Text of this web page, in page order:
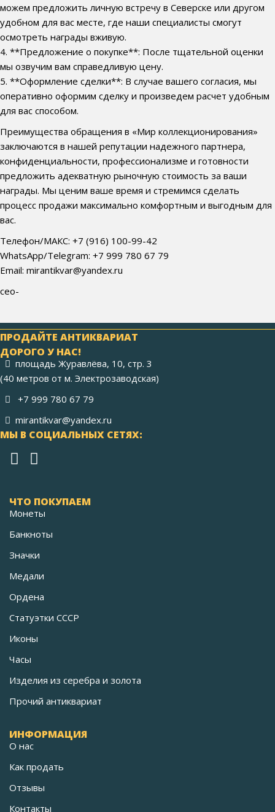
можем предложить личную встречу в Северске или другом
удобном для вас месте, где наши специалисты смогут
осмотреть награды вживую.
4. **Предложение о покупке**: После тщательной оценки
мы озвучим вам справедливую цену.
5. **Оформление сделки**: В случае вашего согласия, мы
оперативно оформим сделку и произведем расчет удобным
для вас способом.
Преимущества обращения в «Мир коллекционирования»
заключаются в нашей репутации надежного партнера,
конфиденциальности, профессионализме и готовности
предложить адекватную рыночную стоимость за ваши
награды. Мы ценим ваше время и стремимся сделать
процесс продажи максимально комфортным и выгодным для
вас.
Телефон/МАКС: +7 (916) 100-99-42
WhatsApp/Telegram: +7 999 780 67 79
Email: mirantikvar@yandex.ru
сео-
ПРОДАЙТЕ АНТИКВАРИАТ
ДОРОГО У НАС!
площадь Журавлёва, 10, стр. 3
(40 метров от м. Электрозаводская)
+7 999 780 67 79
mirantikvar@yandex.ru
МЫ В СОЦИАЛЬНЫХ СЕТЯХ:
ЧТО ПОКУПАЕМ
Монеты
Банкноты
Значки
Медали
Ордена
Статуэтки СССР
Иконы
Часы
Изделия из серебра и золота
Прочий антиквариат
ИНФОРМАЦИЯ
О нас
Как продать
Отзывы
Контакты